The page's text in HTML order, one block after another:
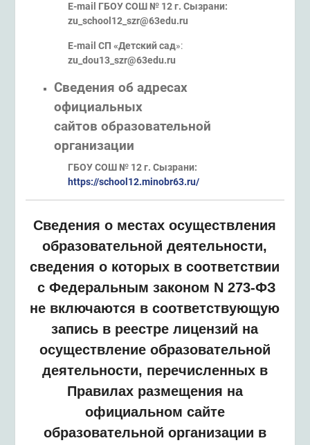
E-mail ГБОУ СОШ № 12 г. Сызрани:
zu_school12_szr@63edu.ru
E-mail СП «Детский сад»:
zu_dou13_szr@63edu.ru
Сведения об адресах
официальных
сайтов образовательной
организации
ГБОУ СОШ № 12 г. Сызрани:
https://school12.minobr63.ru/
Сведения о местах осуществления
образовательной деятельности,
сведения о которых в соответствии
с Федеральным законом N 273-ФЗ
не включаются в соответствующую
запись в реестре лицензий на
осуществление образовательной
деятельности, перечисленных в
Правилах размещения на
официальном сайте
образовательной организации в